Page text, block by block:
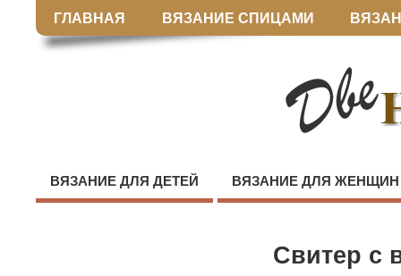
ГЛАВНАЯ ВЯЗАНИЕ СПИЦАМИ
ВЯЗАНИЕ ДЛЯ ДЕТЕЙ ВЯЗАНИЕ ДЛЯ ЖЕНЩИН
Свитер с